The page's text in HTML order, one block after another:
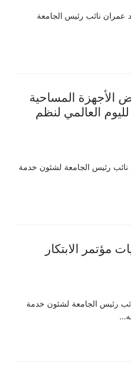
عمران نائب رئيس الجامعة
الأجهزة المساحية
العالمي لنظم
نائب رئيس الجامعة لشئون خدمة
الابتكار
رئيس الجامعة لشئون خدمة